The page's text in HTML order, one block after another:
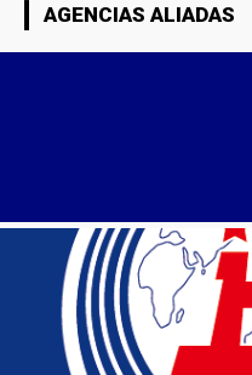
AGENCIAS ALIADAS